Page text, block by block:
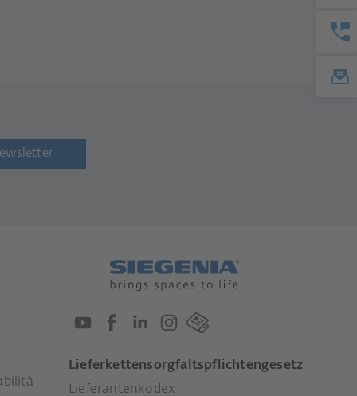
Lieferkettensorgfaltspflichtengesetz
Lieferantenkodex